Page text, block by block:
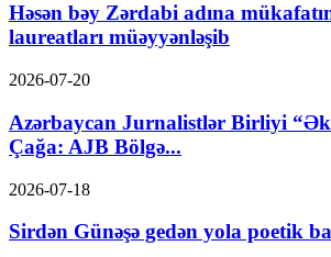
Həsən bəy Zərdabi adına
laureatları müəyyənləşib
2026-07-20
Azərbaycan Jurnalistlər Birliyi
Çağa: AJB Bölgə...
2026-07-18
Sirdən Günəşə gedən yola poetik